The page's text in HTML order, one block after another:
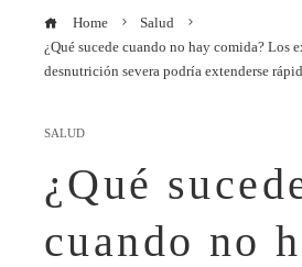
Home
Salud
¿Qué sucede cuando no hay comida? Los
desnutrición severa podría extenderse
SALUD
¿Qué
cuando no